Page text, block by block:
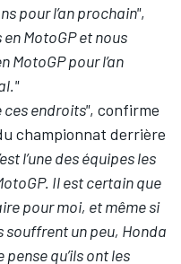
pour l’an prochain",
MotoGP et nous
MotoGP pour l’an
ces endroits", confirme
championnat derrière
l’une des équipes les
Il est certain que
pour moi, et même si
souffrent un peu, Honda
qu’ils ont les